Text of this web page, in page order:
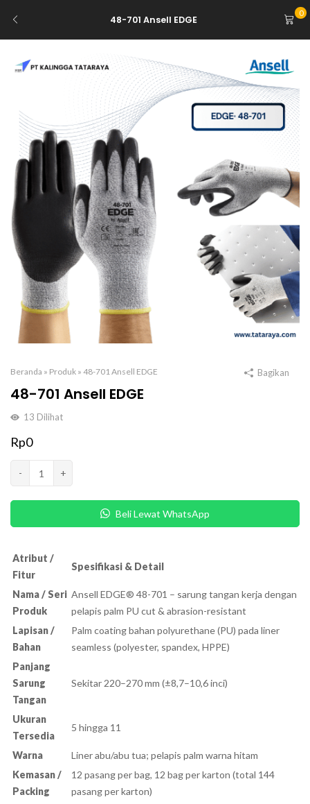
48-701 Ansell EDGE
0
Beranda » Produk » 48-701 Ansell EDGE
48-701 Ansell EDGE
13 Dilihat
Rp0
-
48-
701
+
Beli Lewat WhatsApp
Atribut /
Fitur
Spesifikasi & Detail
Nama / Seri
Produk
Ansell EDGE® 48-701 – sarung tangan kerja dengan
pelapis palm PU cut & abrasion-resistant
Lapisan /
Bahan
Palm coating bahan polyurethane (PU) pada liner
seamless (polyester, spandex, HPPE)
Panjang
Sarung
Tangan
Sekitar 220–270 mm (±8,7–10,6 inci)
Ukuran
Tersedia
5 hingga 11
Warna
Liner abu/abu tua; pelapis palm warna hitam
Kemasan /
Packing
12 pasang per bag, 12 bag per karton (total 144
pasang per karton)
Bagikan